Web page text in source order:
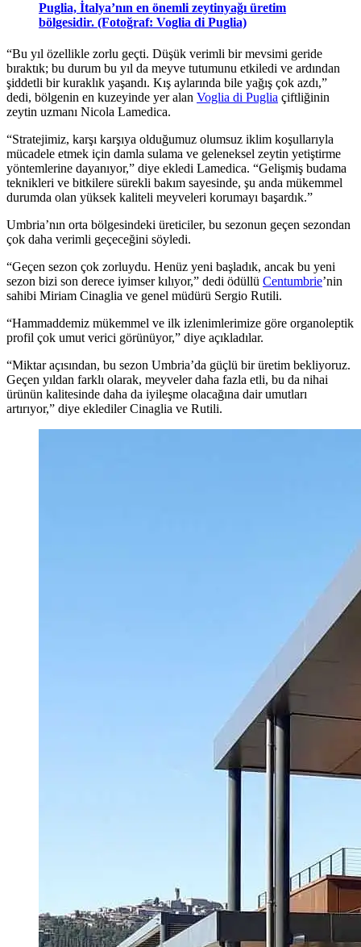
Puglia, İtalya’nın en önemli zeytinyağı üretim
bölgesidir. (Fotoğraf: Voglia di Puglia)
“Bu yıl özellikle zorlu geçti. Düşük verimli bir mevsimi geride
bıraktık; bu durum bu yıl da meyve tutumunu etkiledi ve ardından
şiddetli bir kuraklık yaşandı. Kış aylarında bile yağış çok azdı,”
dedi, bölgenin en kuzeyinde yer alan Voglia di Puglia çiftliğinin
zeytin uzmanı Nicola Lamedica.
“Stratejimiz, karşı karşıya olduğumuz olumsuz iklim koşullarıyla
mücadele etmek için damla sulama ve geleneksel zeytin yetiştirme
yöntemlerine dayanıyor,” diye ekledi Lamedica. “Gelişmiş budama
teknikleri ve bitkilere sürekli bakım sayesinde, şu anda mükemmel
durumda olan yüksek kaliteli meyveleri korumayı başardık.”
Umbria’nın orta bölgesindeki üreticiler, bu sezonun geçen sezondan
çok daha verimli geçeceğini söyledi.
“Geçen sezon çok zorluydu. Henüz yeni başladık, ancak bu yeni
sezon bizi son derece iyimser kılıyor,” dedi ödüllü Centumbrie’nin
sahibi Miriam Cinaglia ve genel müdürü Sergio Rutili.
“Hammaddemiz mükemmel ve ilk izlenimlerimize göre organoleptik
profil çok umut verici görünüyor,” diye açıkladılar.
“Miktar açısından, bu sezon Umbria’da güçlü bir üretim bekliyoruz.
Geçen yıldan farklı olarak, meyveler daha fazla etli, bu da nihai
ürünün kalitesinde daha da iyileşme olacağına dair umutları
artırıyor,” diye eklediler Cinaglia ve Rutili.